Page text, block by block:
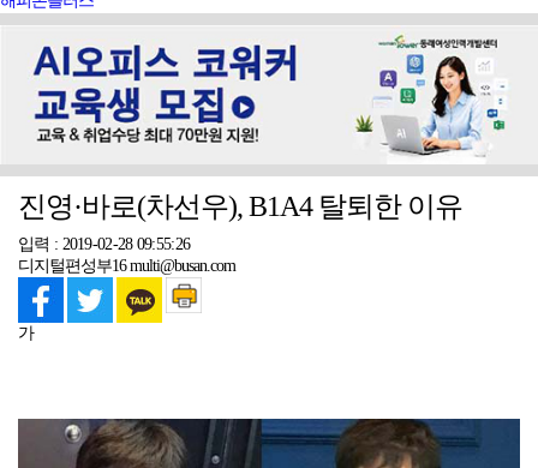
진영·바로(차선우), B1A4 탈퇴한 이유
입력 : 2019-02-28 09:55:26
디지털편성부16 multi@busan.com
가